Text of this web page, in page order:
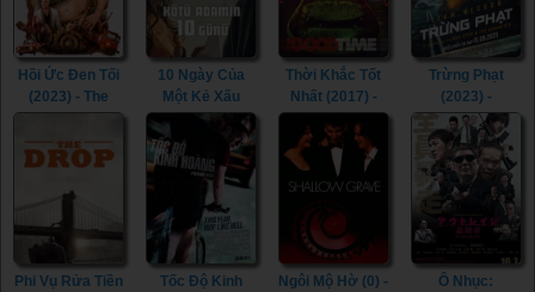
Hồi Ức Đen Tối
(2023) - The
10 Ngày Của
Một Kẻ Xấu
(2023) - 10 Days
of a Bad Man
(2023)
Thời Khắc Tốt
Nhất (2017) -
(2017)
Trừng Phạt
(2023) -
Retribution
(2023)
Phi Vụ Rửa Tiền
Tốc Độ Kinh
Ngôi Mộ Hờ (0) -
Ô Nhục: